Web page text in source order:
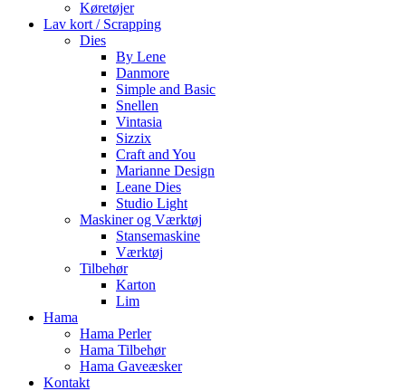
Køretøjer
Lav kort / Scrapping
Dies
By Lene
Danmore
Simple and Basic
Snellen
Vintasia
Sizzix
Craft and You
Marianne Design
Leane Dies
Studio Light
Maskiner og Værktøj
Stansemaskine
Værktøj
Tilbehør
Karton
Lim
Hama
Hama Perler
Hama Tilbehør
Hama Gaveæsker
Kontakt